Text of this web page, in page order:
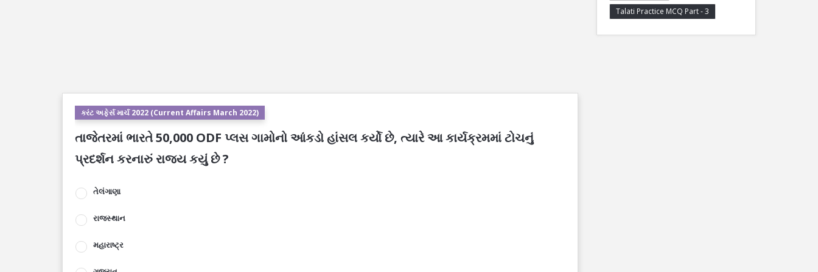
કરંટ અફેર્સ માર્ચ 2022 (Current Affairs March 2022)
તાજેતરમાં ભારતે 50,000 ODF પ્લસ ગામોનો આંકડો હાંસલ કર્યો છે, ત્યારે આ કાર્યક્રમમાં ટોચનું
પ્રદર્શન કરનારું રાજ્ય કયું છે ?
તેલંગાણા
રાજસ્થાન
મહારાષ્ટ્ર
Talati Practice MCQ Part - 3